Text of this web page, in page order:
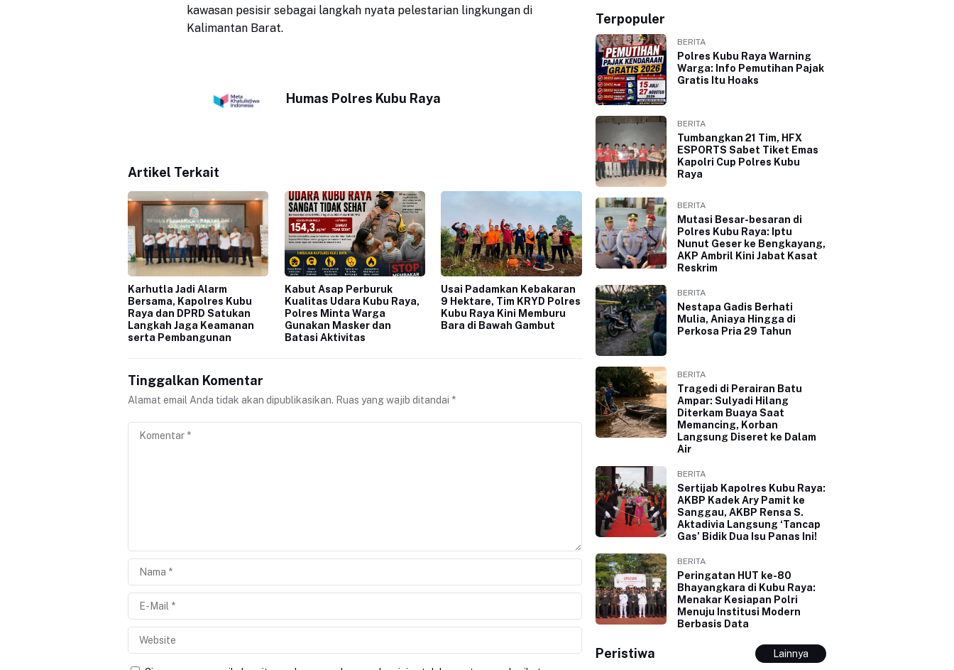
kawasan pesisir sebagai langkah nyata pelestarian lingkungan di
Kalimantan Barat.
Humas Polres Kubu Raya
Artikel Terkait
Karhutla Jadi Alarm
Bersama, Kapolres Kubu
Raya dan DPRD Satukan
Langkah Jaga Keamanan
serta Pembangunan
Kabut Asap Perburuk
Kualitas Udara Kubu Raya,
Polres Minta Warga
Gunakan Masker dan
Batasi Aktivitas
Usai Padamkan Kebakaran
9 Hektare, Tim KRYD Polres
Kubu Raya Kini Memburu
Bara di Bawah Gambut
Tinggalkan Komentar
Alamat email Anda tidak akan dipublikasikan. Ruas yang wajib ditandai *
Terpopuler
BERITA
Polres Kubu Raya Warning
Warga: Info Pemutihan Pajak
Gratis Itu Hoaks
BERITA
Tumbangkan 21 Tim, HFX
ESPORTS Sabet Tiket Emas
Kapolri Cup Polres Kubu
Raya
BERITA
Mutasi Besar-besaran di
Polres Kubu Raya: Iptu
Nunut Geser ke Bengkayang,
AKP Ambril Kini Jabat Kasat
Reskrim
BERITA
Nestapa Gadis Berhati
Mulia, Aniaya Hingga di
Perkosa Pria 29 Tahun
BERITA
Tragedi di Perairan Batu
Ampar: Sulyadi Hilang
Diterkam Buaya Saat
Memancing, Korban
Langsung Diseret ke Dalam
Air
BERITA
Sertijab Kapolres Kubu Raya:
AKBP Kadek Ary Pamit ke
Sanggau, AKBP Rensa S.
Aktadivia Langsung ‘Tancap
Gas’ Bidik Dua Isu Panas Ini!
BERITA
Peringatan HUT ke-80
Bhayangkara di Kubu Raya:
Menakar Kesiapan Polri
Menuju Institusi Modern
Berbasis Data
Peristiwa Lainnya